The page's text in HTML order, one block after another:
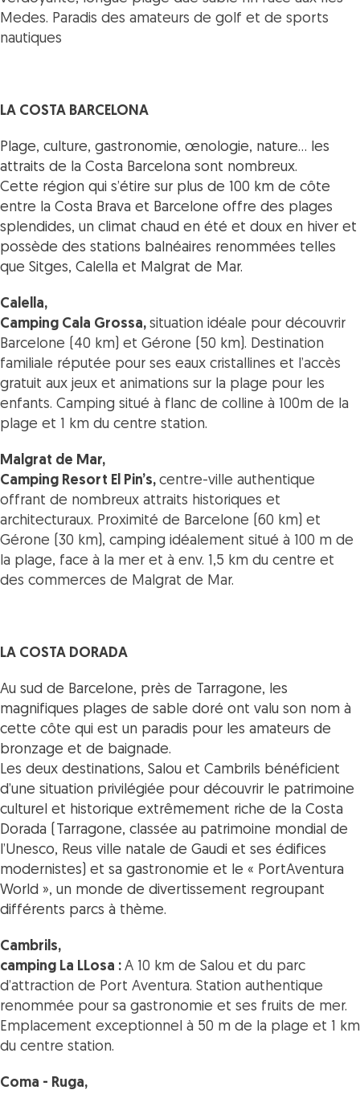
Medes. Paradis des amateurs de golf et de sports
nautiques
LA COSTA BARCELONA
Plage, culture, gastronomie, œnologie, nature… les
attraits de la Costa Barcelona sont nombreux.
Cette région qui s’étire sur plus de 100 km de côte
entre la Costa Brava et Barcelone offre des plages
splendides, un climat chaud en été et doux en hiver et
possède des stations balnéaires renommées telles
que Sitges, Calella et Malgrat de Mar.
Calella,
Camping Cala Grossa, situation idéale pour découvrir
Barcelone (40 km) et Gérone (50 km). Destination
familiale réputée pour ses eaux cristallines et l’accès
gratuit aux jeux et animations sur la plage pour les
enfants. Camping situé à flanc de colline à 100m de la
plage et 1 km du centre station.
Malgrat de Mar,
Camping Resort El Pin’s, centre-ville authentique
offrant de nombreux attraits historiques et
architecturaux. Proximité de Barcelone (60 km) et
Gérone (30 km), camping idéalement situé à 100 m de
la plage, face à la mer et à env. 1,5 km du centre et
des commerces de Malgrat de Mar.
LA COSTA DORADA
Au sud de Barcelone, près de Tarragone, les
magnifiques plages de sable doré ont valu son nom à
cette côte qui est un paradis pour les amateurs de
bronzage et de baignade.
Les deux destinations, Salou et Cambrils bénéficient
d’une situation privilégiée pour découvrir le patrimoine
culturel et historique extrêmement riche de la Costa
Dorada (Tarragone, classée au patrimoine mondial de
l’Unesco, Reus ville natale de Gaudi et ses édifices
modernistes) et sa gastronomie et le « PortAventura
World », un monde de divertissement regroupant
différents parcs à thème.
Cambrils,
camping La LLosa : A 10 km de Salou et du parc
d’attraction de Port Aventura. Station authentique
renommée pour sa gastronomie et ses fruits de mer.
Emplacement exceptionnel à 50 m de la plage et 1 km
du centre station.
Coma - Ruga,